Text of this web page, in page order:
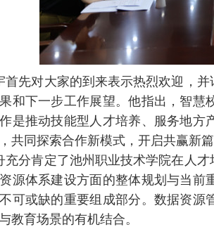
首先对大家的到来表示热烈欢迎，
和下一步工作展望。他指出，智
是推动技能型人才培养、服务地
共同探索合作新模式，开启共赢新
充分肯定了池州职业技术学院在人
源体系建设方面的整体规划与当
可或缺的重要组成部分。数据资
教育场景的有机结合。